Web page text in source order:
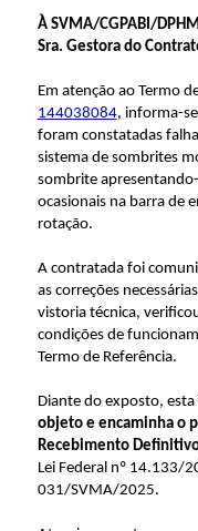
À SVMA/CGPABI/
Sra. Gestora do
Em atenção ao Termo
144038084, informa-
foram constatadas
sistema de sombrites
sombrite
ocasionais na barra de
rotação.
A contratada foi
as correções
vistoria técnica,
condições de
Termo de Referência.
Diante do exposto, esta
objeto e encaminha o
Recebimento
Lei Federal nº 14.133/
031/SVMA/2025.